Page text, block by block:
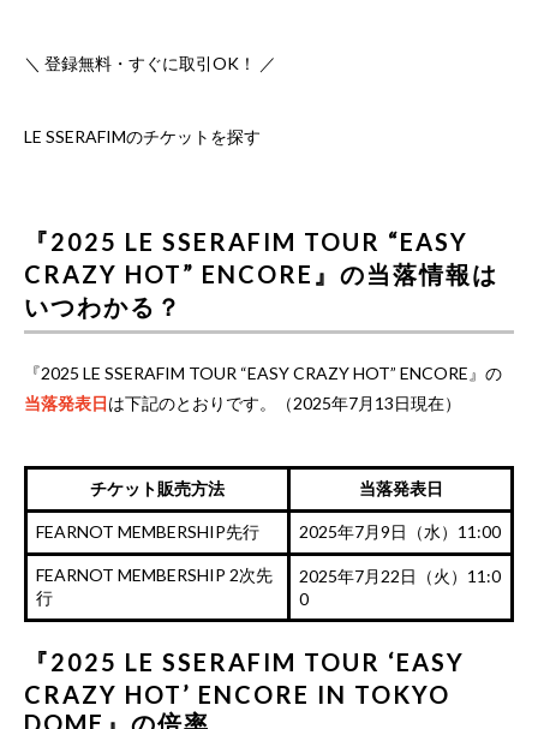
＼ 登録無料・すぐに取引OK！ ／
LE SSERAFIMのチケットを探す
『2025 LE SSERAFIM TOUR “EASY
CRAZY HOT” ENCORE』の当落情報は
いつわかる？
『2025 LE SSERAFIM TOUR “EASY CRAZY HOT” ENCORE』の
当落発表日は下記のとおりです。（2025年7月13日現在）
チケット販売方法 当落発表日
FEARNOT MEMBERSHIP先行 2025年7月9日（水）11:00
FEARNOT MEMBERSHIP 2次先
行
2025年7月22日（火）11:0
0
『2025 LE SSERAFIM TOUR ‘EASY
CRAZY HOT’ ENCORE IN TOKYO
DOME』の倍率